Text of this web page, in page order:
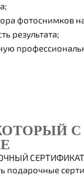
фотоснимков
результата;
подарочные